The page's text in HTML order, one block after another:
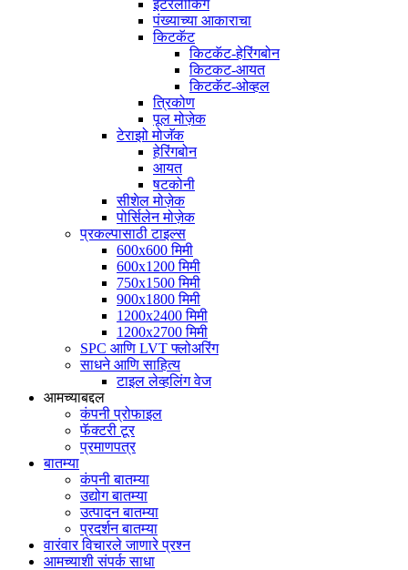
इंटरलॉकिंग
पंख्याच्या आकाराचा
किटकॅट
किटकॅट-हेरिंगबोन
किटकट-आयत
किटकॅट-ओव्हल
त्रिकोण
पूल मोज़ेक
टेराझो मोजॅक
हेरिंगबोन
आयत
षटकोनी
सीशेल मोज़ेक
पोर्सिलेन मोज़ेक
प्रकल्पासाठी टाइल्स
600x600 मिमी
600x1200 मिमी
750x1500 मिमी
900x1800 मिमी
1200x2400 मिमी
1200x2700 मिमी
SPC आणि LVT फ्लोअरिंग
साधने आणि साहित्य
टाइल लेव्हलिंग वेज
आमच्याबद्दल
कंपनी प्रोफाइल
फॅक्टरी टूर
प्रमाणपत्र
बातम्या
कंपनी बातम्या
उद्योग बातम्या
उत्पादन बातम्या
प्रदर्शन बातम्या
वारंवार विचारले जाणारे प्रश्न
आमच्याशी संपर्क साधा